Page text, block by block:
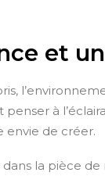
et
à
envie de créer.
la pièce